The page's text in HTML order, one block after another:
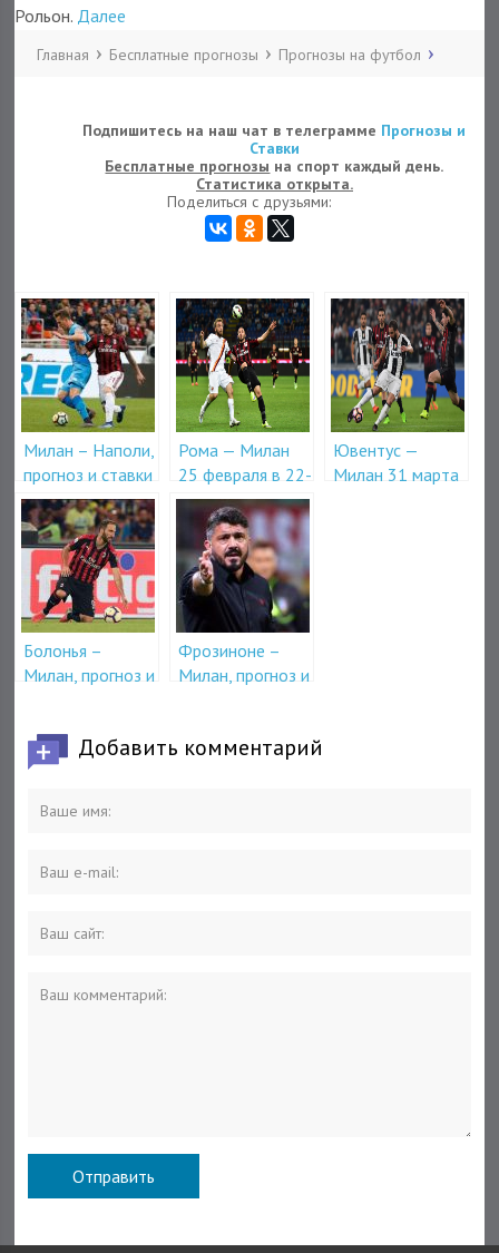
Рольон. Далее
Главная Бесплатные прогнозы Прогнозы на футбол
Подпишитесь на наш чат в телеграмме Прогнозы и
Ставки
Бесплатные прогнозы на спорт каждый день.
Статистика открыта.
Поделиться с друзьями:
Милан – Наполи,
прогноз и ставки
на матч 26
января
Рома — Милан
25 февраля в 22-
45
Ювентус —
Милан 31 марта
Болонья –
Милан, прогноз и
Фрозиноне –
Милан, прогноз и
Добавить комментарий